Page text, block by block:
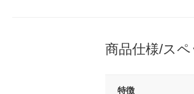
商品仕様/スペ
特徴